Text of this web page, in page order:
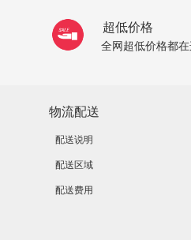
超低价格
全网超低价格都
物流配送
配送说明
配送区域
配送费用